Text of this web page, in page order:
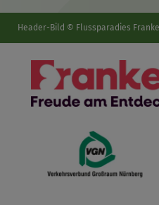
Header-Bild © Flussparadies